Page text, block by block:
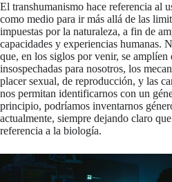
El transhumanismo hace referencia al
como medio para ir más allá de las
impuestas por la naturaleza, a fin de
capacidades y experiencias humanas.
que, en los siglos por venir, se amplíen
insospechadas para nosotros, los
placer sexual, de reproducción, y las
nos permitan identificarnos con un
principio, podríamos inventarnos
actualmente, siempre dejando claro
referencia a la biología.